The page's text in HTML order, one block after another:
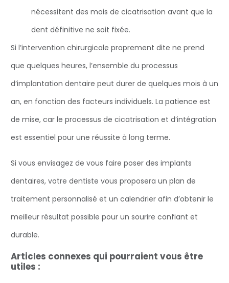
nécessitent des mois de cicatrisation avant que la
dent définitive ne soit fixée.
Si l’intervention chirurgicale proprement dite ne prend
que quelques heures, l’ensemble du processus
d’implantation dentaire peut durer de quelques mois à un
an, en fonction des facteurs individuels. La patience est
de mise, car le processus de cicatrisation et d’intégration
est essentiel pour une réussite à long terme.
Si vous envisagez de vous faire poser des implants
dentaires, votre dentiste vous proposera un plan de
traitement personnalisé et un calendrier afin d’obtenir le
meilleur résultat possible pour un sourire confiant et
durable.
Articles connexes qui pourraient vous être
utiles :